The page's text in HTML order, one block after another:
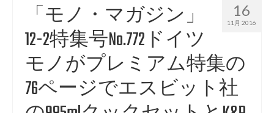
16
11月 2016
「モノ・マガジン」
12-2特集号No.772ドイツ
モノがプレミアム特集の
76ページでエスビット社